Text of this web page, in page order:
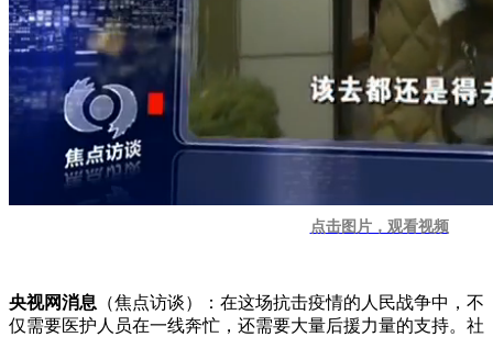
点击图片，观看视频
央视网消息 （焦点访谈）：在这场抗击疫情的人民战争中，不
仅需要医护人员在一线奔忙，还需要大量后援力量的支持。社